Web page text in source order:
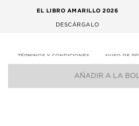
AÑADIR A LA
EL LIBRO AMARILLO 2026
DESCÁRGALO
TÉRMINOS Y CONDICIONES AVISO DE